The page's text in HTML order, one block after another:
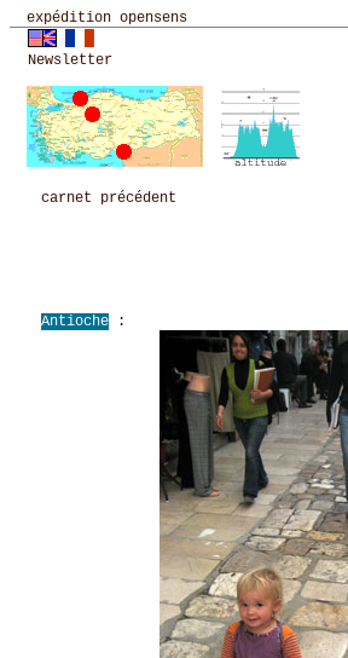
expédition opensens
Newsletter
carnet précédent
Antioche :